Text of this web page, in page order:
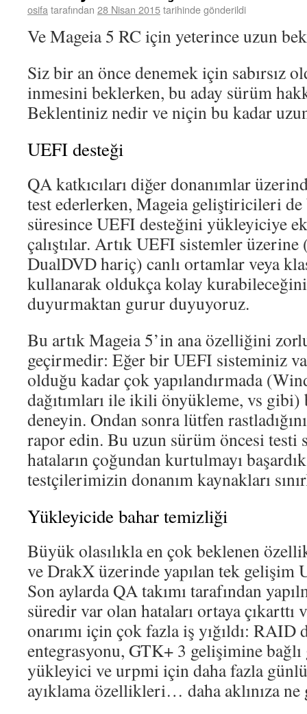
osifa tarafından 28 Nisan 2015tarihinde gönderildi
Ve Mageia 5 RC için yeterince uzun
Siz bir an önce denemek için sabırsız
inmesini beklerken, bu aday sürüm
Beklentiniz nedir ve niçin bu kadar
UEFI desteği
QA katkıcıları diğer donanımlar
test ederlerken, Mageia geliştiricileri
süresince UEFI desteğini yükleyiciye
çalıştılar. Artık UEFI sistemler
DualDVD hariç) canlı ortamlar veya
kullanarak oldukça kolay
duyurmaktan gurur duyuyoruz.
Bu artık Mageia 5’in ana özelliğini
geçirmedir: Eğer bir UEFI sisteminiz
olduğu kadar çok yapılandırmada
dağıtımları ile ikili önyükleme, vs gibi)
deneyin. Ondan sonra lütfen
rapor edin. Bu uzun sürüm öncesi testi
hataların çoğundan kurtulmayı
testçilerimizin donanım kaynakları
Yükleyicide bahar temizliği
Büyük olasılıkla en çok beklenen
ve DrakX üzerinde yapılan tek gelişim
Son aylarda QA takımı tarafından
süredir var olan hataları ortaya çıkarttı
onarımı için çok fazla iş yığıldı: RAID
entegrasyonu, GTK+ 3 gelişimine
yükleyici ve urpmi için daha fazla
ayıklama özellikleri… daha aklınıza ne